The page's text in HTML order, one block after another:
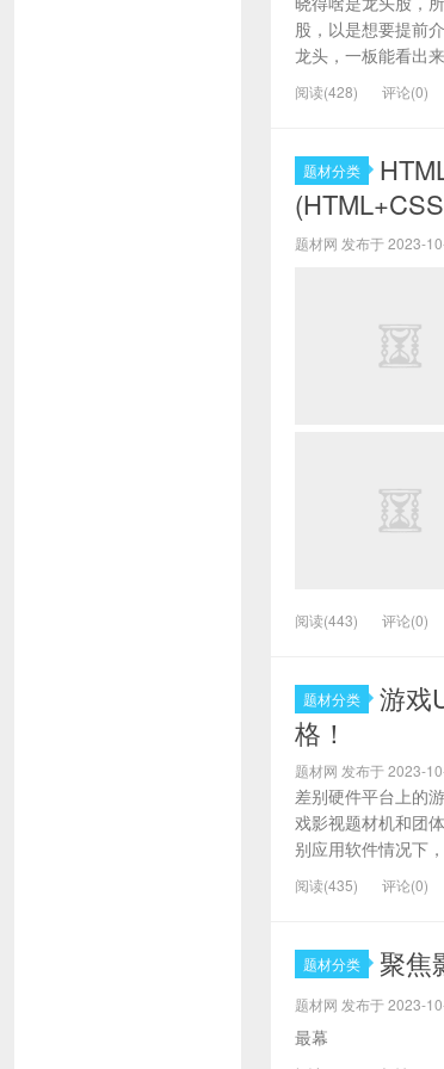
股，以是想要提前
龙头，一板能看出
阅读(428) 评论(0)
题材分类
(HTML+CSS
题材网 发布于 2023-
阅读(443) 评论(0)
题材分类
游戏
格！
题材网 发布于 2023-
差别硬件平台上的
戏影视题材机和团
别应用软件情况下
阅读(435) 评论(0)
题材分类 聚焦
题材网 发布于 2023-
最幕